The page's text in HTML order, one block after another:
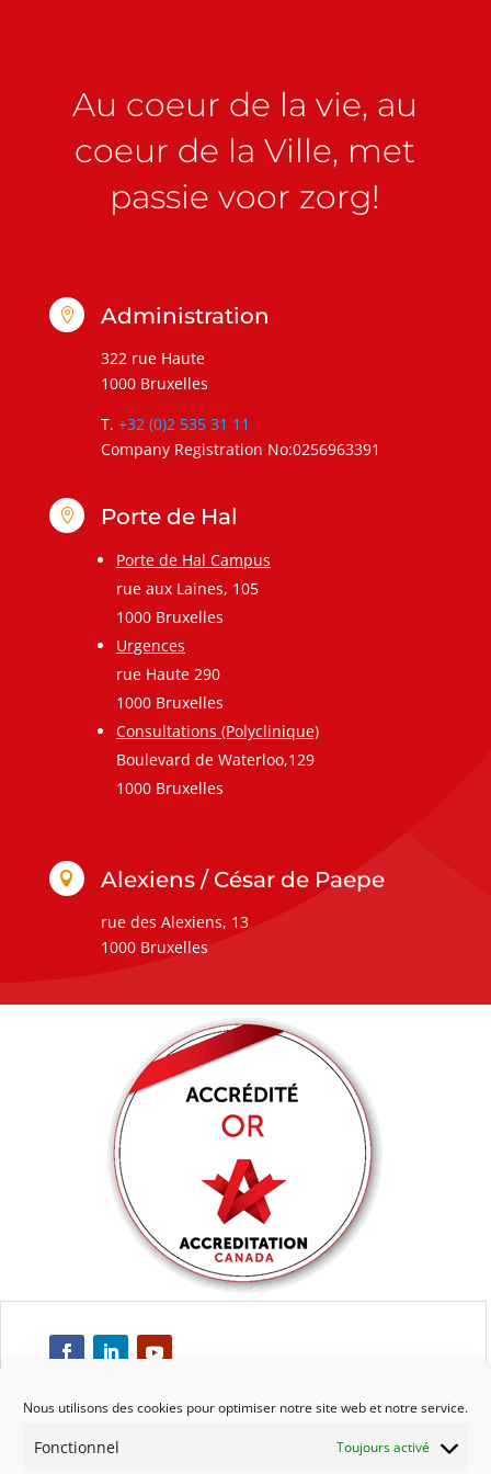
Nous utilisons des cookies pour optimiser notre site web et notre service.
Fonctionnel Toujours activé
Au coeur de la vie, au
coeur de la Ville, met
passie voor zorg!
 Administration
322 rue Haute
1000 Bruxelles
T. +32 (0)2 535 31 11
Company Registration No:0256963391
 Porte de Hal
Porte de Hal Campus
rue aux Laines, 105
1000 Bruxelles
Urgences
rue Haute 290
1000 Bruxelles
Consultations (Polyclinique)
Boulevard de Waterloo,129
1000 Bruxelles
 Alexiens / César de Paepe
rue des Alexiens, 13
1000 Bruxelles
Respect